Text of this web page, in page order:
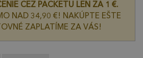
CEZ PACKETU LEN ZA 1 €.
NAD 34,90 €! NAKÚPTE EŠTE
ZAPLATÍME ZA VÁS!